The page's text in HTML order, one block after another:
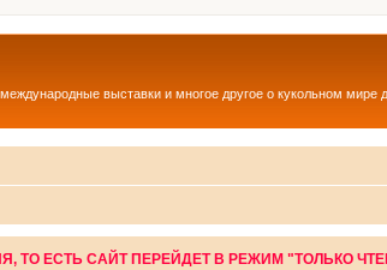
выставки и многое другое о кукольном
ЕСТЬ САЙТ ПЕРЕЙДЕТ В РЕЖИМ "ТОЛЬКО